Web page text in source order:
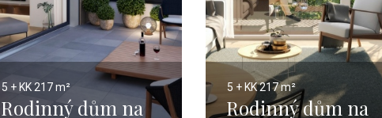
5 + KK 217 m²
Rodinný dům na
5 + KK217 m²
Rodinný dům na